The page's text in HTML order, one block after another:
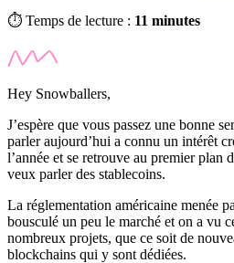
⏱️ Temps de lecture : 11 minutes
Hey Snowballers,
J’espère que vous passez une bonne
parler aujourd’hui a connu un intérêt
l’année et se retrouve au premier plan
veux parler des stablecoins.
La réglementation américaine menée
bousculé un peu le marché et on a vu
nombreux projets, que ce soit de
blockchains qui y sont dédiées.